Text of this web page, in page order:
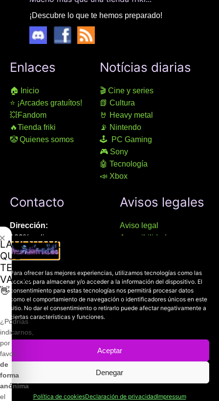
Para ofrecer las mejores experiencias, utilizamos tecnologías como las
cookies para almacenar y/o acceder a la información del dispositivo. El
consentimiento para estas tecnologías nos permitirá procesar datos
como el comportamiento de navegación o identificadores únicos en este
sitio. No dar el consentimiento o retirarlo puede afectar negativamente a
ciertas características y funciones.
Aceptar
Denegar
Política de cookiesDeclaración de privacidadImpressum
¡Descubre lo que te hemos preparado!
Enlaces
🏠 Inicio
⭐ ¡Arcades gratuítos!
💥Fandom
🔥Tienda friki
🤡 Quienes somos
Notícias diarias
🎬 Cine y series
📗 Cultura
🤘 Heavy metal
📡 Nintendo
🕹 PC Gaming
🎮 Sony
🤖 Tecnología
📣 Xbox
Contacto
Dirección:
100% online
Manresa (08241), Barcelona
Chat Whatsapp (solo texto):
+34 689 800 662
Correo:
contacto@mundofriki.es
Avisos legales
Aviso legal
Accesibilidad
Política de privacidad
Mundofriki.es
Casadejús Pérez
LAMENTAMOS
QUE
TE
VAYAS
👋
¿Podrías
indicarnos,
por
favor,
de
forma
anónima
el